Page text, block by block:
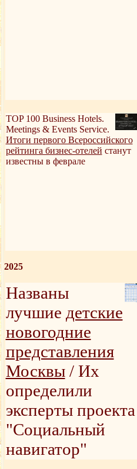
TOP 100 Business Hotels.
Meetings & Events Service.
Итоги первого Всероссийского
рейтинга бизнес-отелей станут
известны в феврале
2025
Названы
лучшие детские
новогодние
представления
Москвы/ Их
определили
эксперты проекта
"Социальный
навигатор"